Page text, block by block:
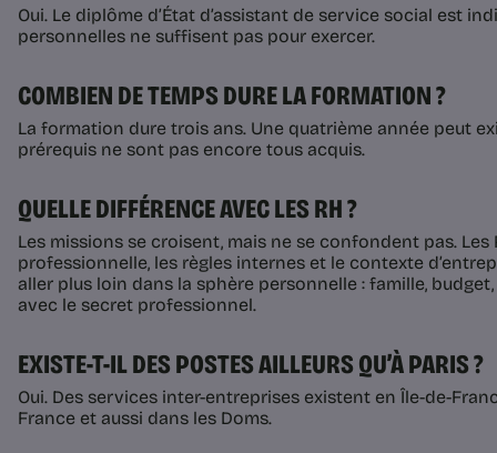
Oui. Le diplôme d’État d’assistant de service social est
personnelles ne suffisent pas pour exercer.
COMBIEN DE TEMPS DURE LA FORMATION ?
La formation dure trois ans. Une quatrième année peut
prérequis ne sont pas encore tous acquis.
QUELLE DIFFÉRENCE AVEC LES RH ?
Les missions se croisent, mais ne se confondent pas. Les
professionnelle, les règles internes et le contexte
aller plus loin dans la sphère personnelle : famille,
avec le secret professionnel.
EXISTE-T-IL DES POSTES AILLEURS QU’À PARIS ?
Oui. Des services inter-entreprises existent en Île-de-
France et aussi dans les Doms.